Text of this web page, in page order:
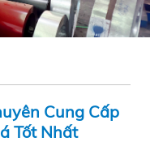
Cung Cấp
Tốt Nhất